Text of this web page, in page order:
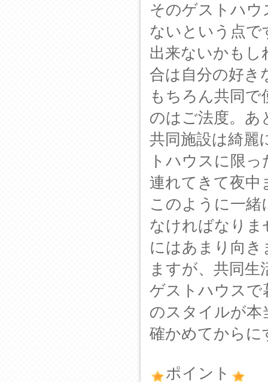
そのゲストハ
ないという点で
出来ないかもし
合は自分の好き
もちろん共同
のはご法度。あ
共同施設は綺麗
トハウスに限
連れてきて夜中
このように一
なければなりま
にはあまり向
ますが、共同
ゲストハウスで
のスタイルが本
確かめてからに
ポイント